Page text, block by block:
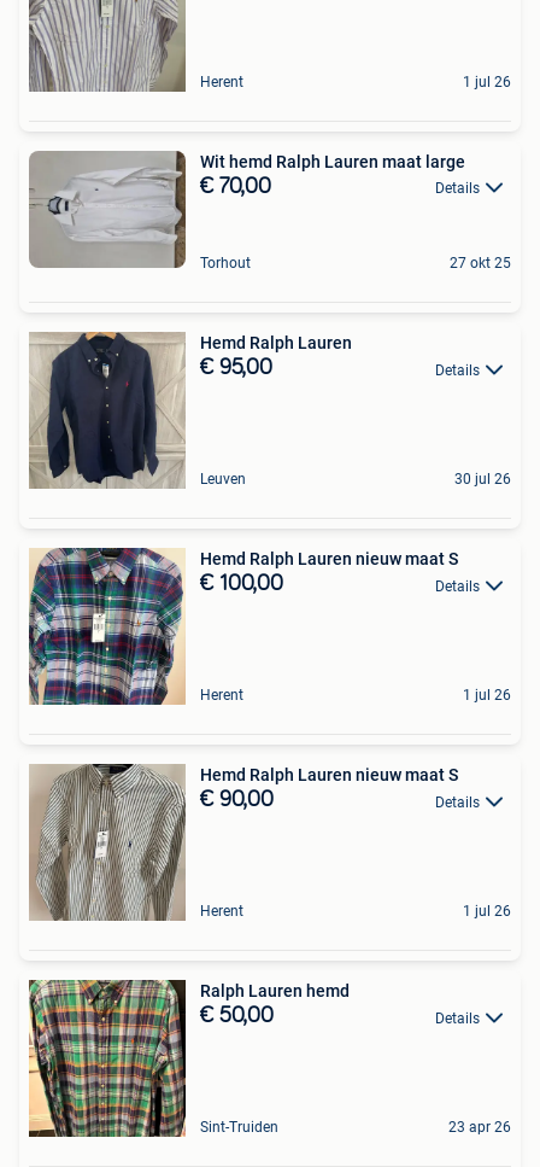
Herent 1 jul 26
Wit hemd Ralph Lauren maat large
€ 70,00 Details
Torhout 27 okt 25
Hemd Ralph Lauren
€ 95,00 Details
Leuven 30 jul 26
Hemd Ralph Lauren nieuw maat S
€ 100,00 Details
Herent 1 jul 26
Hemd Ralph Lauren nieuw maat S
€ 90,00 Details
Herent 1 jul 26
Ralph Lauren hemd
€ 50,00 Details
Sint-Truiden 23 apr 26